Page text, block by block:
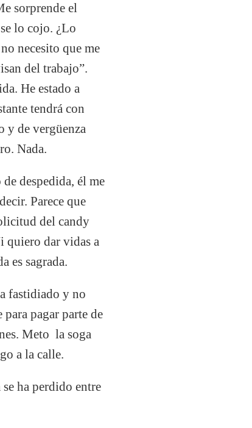
sorprende el
lo cojo. ¿Lo
necesito que me
del trabajo”.
He estado a
tendrá con
y de vergüenza
Nada.
despedida, él me
Parece que
del candy
quiero dar vidas a
es sagrada.
fastidiado y no
pagar parte de
Meto la soga
a la calle.
ha perdido entre